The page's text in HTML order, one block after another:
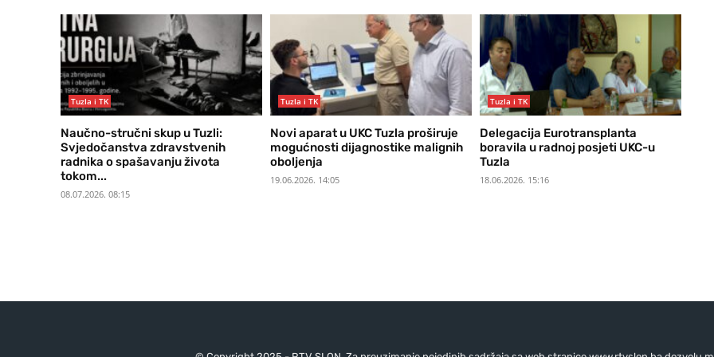
Tuzla i TK
Naučno-stručni skup u Tuzli:
Svjedočanstva zdravstvenih
radnika o spašavanju života
tokom...
08.07.2026. 08:15
Tuzla i TK
Novi aparat u UKC Tuzla proširuje
mogućnosti dijagnostike malignih
oboljenja
19.06.2026. 14:05
Tuzla i TK
Delegacija Eurotransplanta
boravila u radnoj posjeti UKC-u
Tuzla
18.06.2026. 15:16